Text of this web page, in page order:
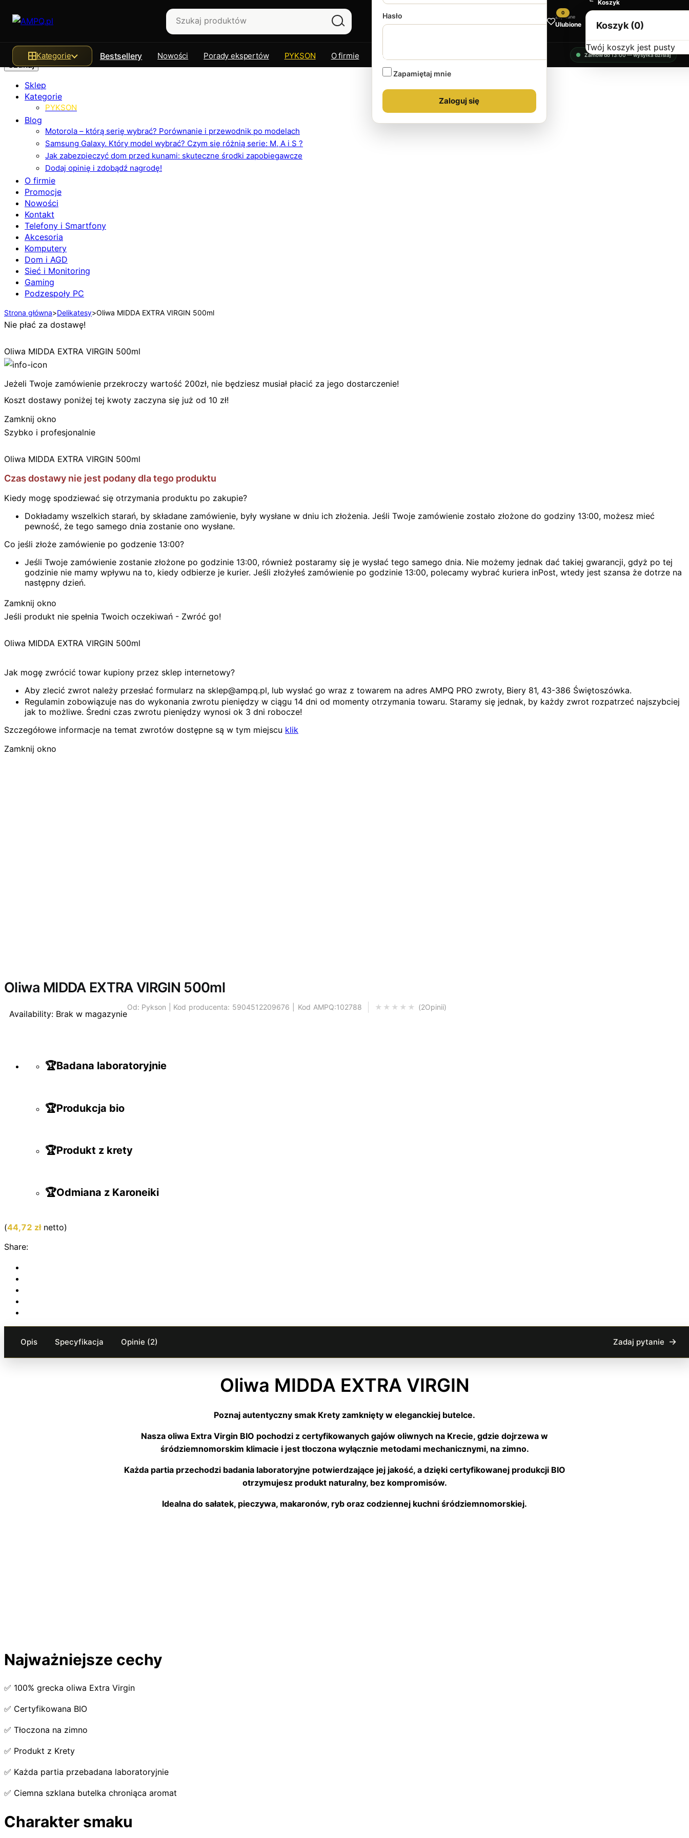
Szukaj
Sklep
Kategorie
PYKSON
Blog
Motorola – którą serię wybrać? Porównanie i przewodnik po modelach
Samsung Galaxy. Który model wybrać? Czym się różnią serie: M, A i S ?
Jak zabezpieczyć dom przed kunami: skuteczne środki zapobiegawcze
Dodaj opinię i zdobądź nagrodę!
O firmie
Promocje
Nowości
Kontakt
Telefony i Smartfony
Akcesoria
Komputery
Dom i AGD
Sieć i Monitoring
Gaming
Podzespoły PC
Koszyk
Koszyk (0)
Twój koszyk jest pusty
0
Zapisane
Ulubione
Hasło
Zapamiętaj mnie
Kategorie Bestsellery Nowości Porady ekspertów PYKSON O firmie Kontakt Zamów do 13:00 — wysyłka dzisiaj
Strona główna>Delikatesy>Oliwa MIDDA EXTRA VIRGIN 500ml
Nie płać za dostawę!
Oliwa MIDDA EXTRA VIRGIN 500ml
Jeżeli Twoje zamówienie przekroczy wartość 200zł, nie będziesz musiał płacić za jego dostarczenie!
Koszt dostawy poniżej tej kwoty zaczyna się już od 10 zł!
Zamknij okno
Szybko i profesjonalnie
Oliwa MIDDA EXTRA VIRGIN 500ml
Czas dostawy nie jest podany dla tego produktu
Kiedy mogę spodziewać się otrzymania produktu po zakupie?
Dokładamy wszelkich starań, by składane zamówienie, były wysłane w dniu ich złożenia. Jeśli Twoje zamówienie zostało złożone do godziny 13:00, możesz mieć
pewność, że tego samego dnia zostanie ono wysłane.
Co jeśli złoże zamówienie po godzenie 13:00?
Jeśli Twoje zamówienie zostanie złożone po godzinie 13:00, również postaramy się je wysłać tego samego dnia. Nie możemy jednak dać takiej gwarancji, gdyż po tej
godzinie nie mamy wpływu na to, kiedy odbierze je kurier. Jeśli złożyłeś zamówienie po godzinie 13:00, polecamy wybrać kuriera inPost, wtedy jest szansa że dotrze na
następny dzień.
Zamknij okno
Jeśli produkt nie spełnia Twoich oczekiwań - Zwróć go!
Oliwa MIDDA EXTRA VIRGIN 500ml
Jak mogę zwrócić towar kupiony przez sklep internetowy?
Aby zlecić zwrot należy przesłać formularz na sklep@ampq.pl, lub wysłać go wraz z towarem na adres AMPQ PRO zwroty, Biery 81, 43-386 Świętoszówka.
Regulamin zobowiązuje nas do wykonania zwrotu pieniędzy w ciągu 14 dni od momenty otrzymania towaru. Staramy się jednak, by każdy zwrot rozpatrzeć najszybciej
jak to możliwe. Średni czas zwrotu pieniędzy wynosi ok 3 dni robocze!
Szczegółowe informacje na temat zwrotów dostępne są w tym miejscu klik
Zamknij okno
Oliwa MIDDA EXTRA VIRGIN 500ml
2Opinii
Availability: Brak w magazynie
Od: Pykson | Kod producenta: 5904512209676 | Kod AMPQ:102788
🏆Badana laboratoryjnie
🏆Produkcja bio
🏆Produkt z krety
🏆Odmiana z Karoneiki
(44,72 złnetto)
Share:
Opis Specyfikacja Opinie (2) Zadaj pytanie
Oliwa MIDDA EXTRA VIRGIN
Poznaj autentyczny smak Krety zamknięty w eleganckiej butelce.
Nasza oliwa Extra Virgin BIO pochodzi z certyfikowanych gajów oliwnych na Krecie, gdzie dojrzewa w
śródziemnomorskim klimacie i jest tłoczona wyłącznie metodami mechanicznymi, na zimno.
Każda partia przechodzi badania laboratoryjne potwierdzające jej jakość, a dzięki certyfikowanej produkcji BIO
otrzymujesz produkt naturalny, bez kompromisów.
Idealna do sałatek, pieczywa, makaronów, ryb oraz codziennej kuchni śródziemnomorskiej.
Najważniejsze cechy
✅ 100% grecka oliwa Extra Virgin
✅ Certyfikowana BIO
✅ Tłoczona na zimno
✅ Produkt z Krety
✅ Każda partia przebadana laboratoryjnie
✅ Ciemna szklana butelka chroniąca aromat
Charakter smaku